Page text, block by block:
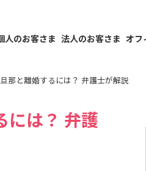
人のお客さま 法人のお客さま オフ
那と離婚するには？ 弁護士が解説
には？ 弁護